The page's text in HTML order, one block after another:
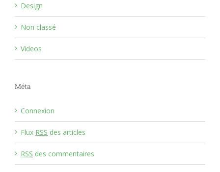
Design
Non classé
Videos
Méta
Connexion
Flux RSS des articles
RSS des commentaires